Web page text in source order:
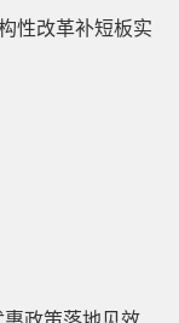
性改革补短板实